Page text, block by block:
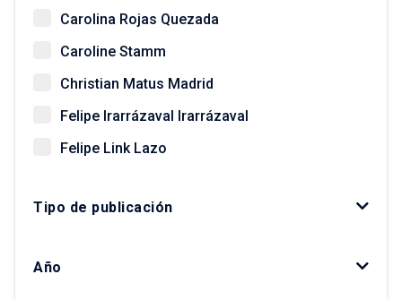
Carolina Rojas Quezada
Caroline Stamm
Christian Matus Madrid
Felipe Irarrázaval Irarrázaval
Felipe Link Lazo
Gonzalo Salazar Preece
Tipo de publicación
Año